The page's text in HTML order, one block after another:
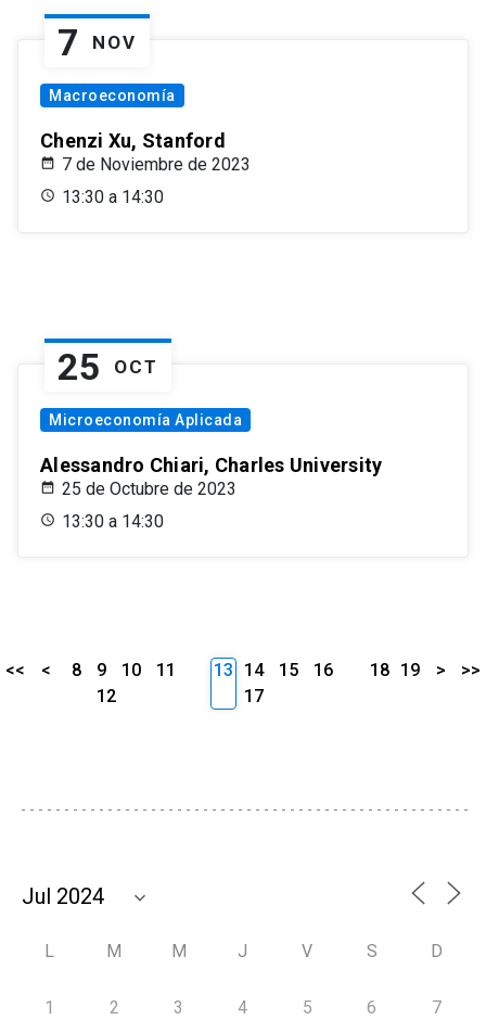
7 NOV
Macroeconomía
Chenzi Xu, Stanford
7 de Noviembre de 2023
13:30 a 14:30
25 OCT
Microeconomía Aplicada
Alessandro Chiari, Charles University
25 de Octubre de 2023
13:30 a 14:30
<< < 8 9 10
11
12
13 14 15
16
17
18 19 > >>
L M M J V S D
1 2 3 4 5 6 7